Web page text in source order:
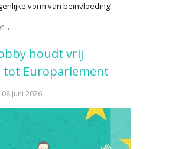
vorm van beïnvloeding’.
houdt vrij
tot Europarlement
juni 2026